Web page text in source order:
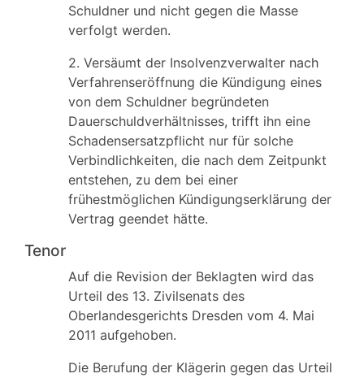
Schuldner und nicht gegen die Masse
verfolgt werden.
2. Versäumt der Insolvenzverwalter nach
Verfahrenseröffnung die Kündigung eines
von dem Schuldner begründeten
Dauerschuldverhältnisses, trifft ihn eine
Schadensersatzpflicht nur für solche
Verbindlichkeiten, die nach dem Zeitpunkt
entstehen, zu dem bei einer
frühestmöglichen Kündigungserklärung der
Vertrag geendet hätte.
Tenor
Auf die Revision der Beklagten wird das
Urteil des 13. Zivilsenats des
Oberlandesgerichts Dresden vom 4. Mai
2011 aufgehoben.
Die Berufung der Klägerin gegen das Urteil